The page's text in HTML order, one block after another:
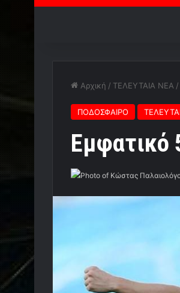
Αρχική / ΤΕΛΕΥΤΑΙΑ ΝΕΑ /
ΠΟΔΟΣΦΑΙΡΟ
Εμφατικό